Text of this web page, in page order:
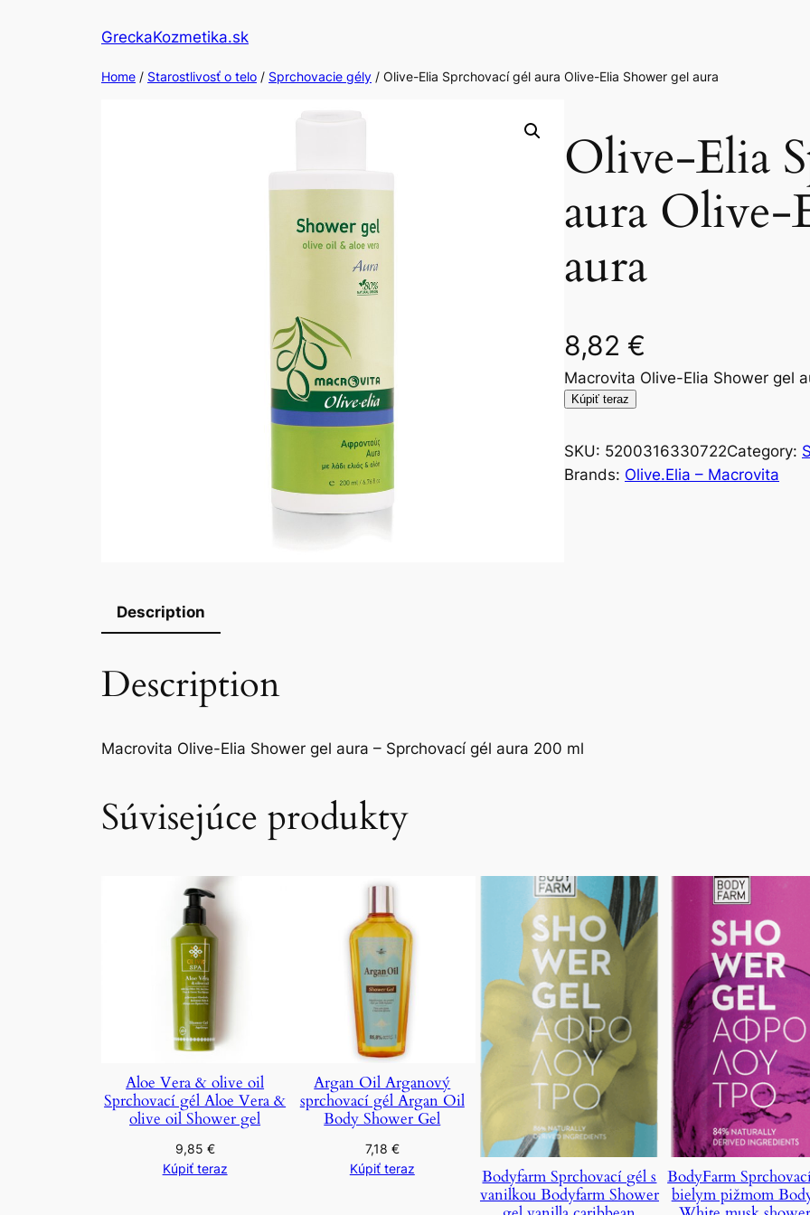
GreckaKozmetika.sk
Home / Starostlivosť o telo / Sprchovacie gély / Olive-Elia Sprchovací gél aura Olive-Elia Shower gel aura
Olive-Elia
aura Olive-
aura
8,82 €
Macrovita Olive-Elia Shower gel
Kúpiť teraz
SKU: 5200316330722Category:
Brands: Olive.Elia – Macrovita
Description
Description
Macrovita Olive-Elia Shower gel aura – Sprchovací gél aura 200 ml
Súvisejúce produkty
Aloe Vera & olive oil
Sprchovací gél Aloe Vera &
olive oil Shower gel
9,85 €
Kúpiť teraz
Argan Oil Arganový
sprchovací gél Argan Oil
Body Shower Gel
7,18 €
Kúpiť teraz
Bodyfarm Sprchovací gél s
vanilkou Bodyfarm Shower
BodyFarm
bielym pižmom